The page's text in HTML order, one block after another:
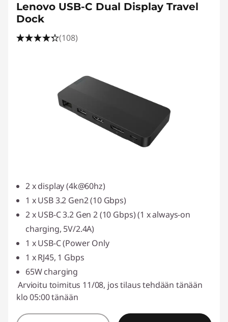
Lenovo USB-C Dual Display Travel
Dock
(108)
2 x display (4k@60hz)
1 x USB 3.2 Gen2 (10 Gbps)
2 x USB-C 3.2 Gen 2 (10 Gbps) (1 x always-on
charging, 5V/2.4A)
1 x USB-C (Power Only
1 x RJ45, 1 Gbps
65W charging
Arvioitu toimitus 11/08, jos tilaus tehdään tänään
klo 05:00 tänään